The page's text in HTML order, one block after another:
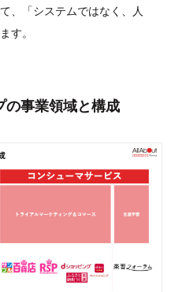
、「システムではなく、人
す。
の事業領域と構成